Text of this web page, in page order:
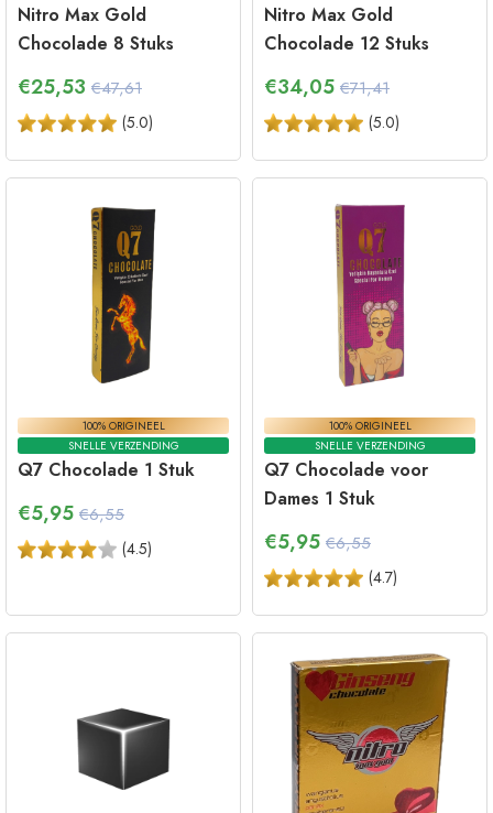
Nitro Max Gold
Chocolade 8 Stuks
€25,53 €47,61
(5.0)
Nitro Max Gold
Chocolade 12 Stuks
€34,05 €71,41
(5.0)
100% ORIGINEEL
SNELLE VERZENDING
Q7 Chocolade 1 Stuk
€5,95 €6,55
(4.5)
100% ORIGINEEL
SNELLE VERZENDING
Q7 Chocolade voor
Dames 1 Stuk
€5,95 €6,55
(4.7)